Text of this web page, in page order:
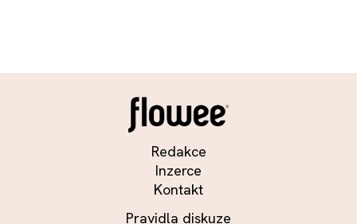
Redakce
Inzerce
Kontakt
Pravidla diskuze